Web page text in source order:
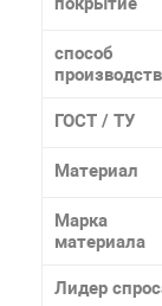
способ
ГОСТ / ТУ
Материал
Марка
материала
Лидер